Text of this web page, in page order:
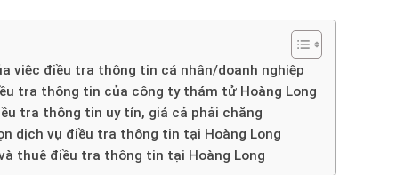
việc điều tra thông tin cá nhân/doanh nghiệp
tra thông tin của công ty thám tử Hoàng Long
tra thông tin uy tín, giá cả phải chăng
dịch vụ điều tra thông tin tại Hoàng Long
thuê điều tra thông tin tại Hoàng Long